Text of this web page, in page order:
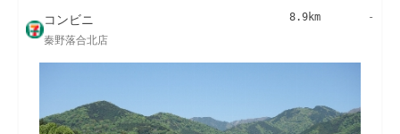
コンビニ
秦野落合北店
8.9km -